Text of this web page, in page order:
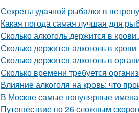
Секреты удачной рыбалки в
Какая погода самая лучшая для
Сколько алкоголь держится в
Сколько держится алкоголь в
Сколько держится алкоголь в
Сколько времени требуется
Влияние алкоголя на кровь: что
В Москве самые популярные
Путешествие по 26 сложным